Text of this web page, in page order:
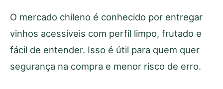
O mercado chileno é conhecido por entregar
vinhos acessíveis com perfil limpo, frutado e
fácil de entender. Isso é útil para quem quer
segurança na compra e menor risco de erro.